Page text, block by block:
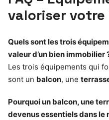
valoriser votre
Quels sont les trois
valeur d’un bien immobilier
Les trois équipements qui
sont un balcon, une
Pourquoi un balcon, une
devenus essentiels dans le